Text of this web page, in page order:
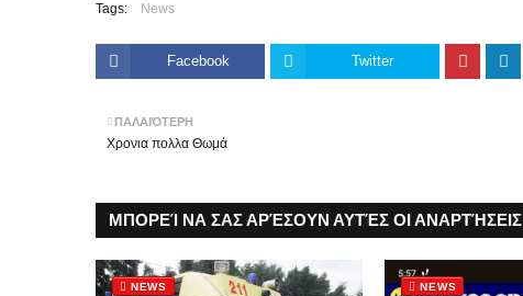
Tags: News
Facebook Twitter
ΠΑΛΑΙΌΤΕΡΗ
Χρονια πολλα Θωμά
ΜΠΟΡΕΊ ΝΑ ΣΑΣ ΑΡΈΣΟΥΝ ΑΥΤΈΣ ΟΙ ΑΝΑΡΤΉΣΕΙΣ
NEWS NEWS